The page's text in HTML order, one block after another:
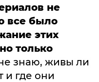
не
все было
этих
только
знаю, живы ли
и где они